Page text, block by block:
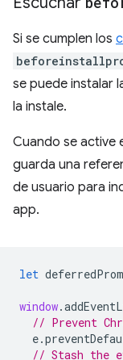
Si se cumplen los
se puede instalar
la instale.
Cuando se active
guarda una
de usuario para
app.
let
window.
// Prevent
e.
// Stash the